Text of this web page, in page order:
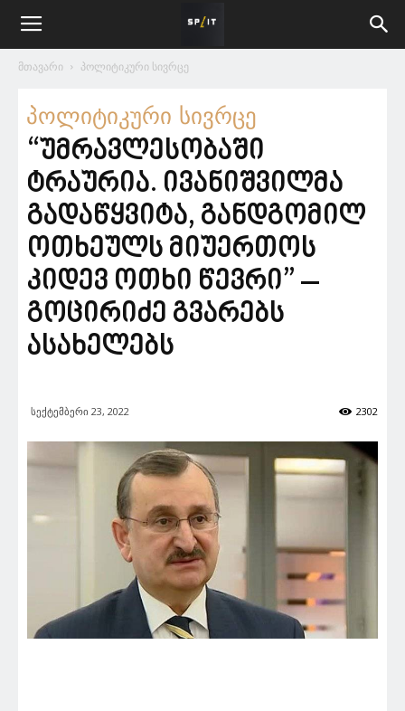
მთავარი პოლიტიკური სივრცე
პოლიტიკური სივრცე
“უმრავლესობაში
ტრაურია. ივანიშვილმა
გადაწყვიტა, განდგომილ
ოთხეულს მიუერთოს
კიდევ ოთხი წევრი” –
გოცირიძე გვარებს
ასახელებს
სექტემბერი 23, 2022 2302